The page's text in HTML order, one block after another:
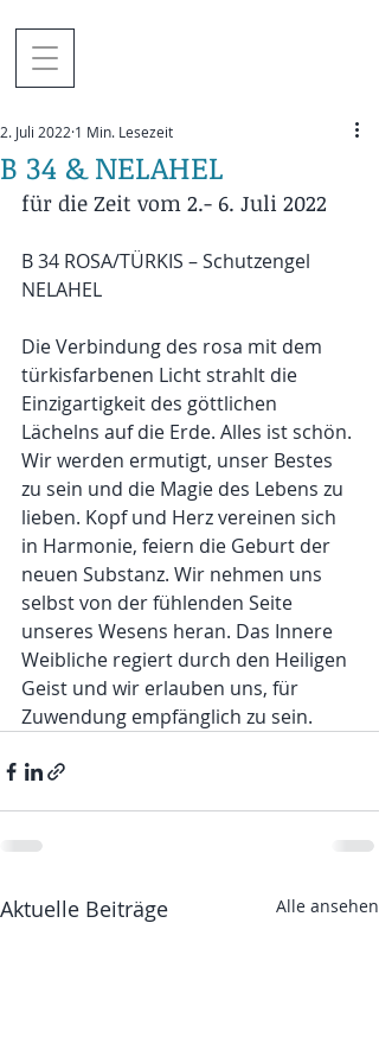
B 34 & NELAHEL
2. Juli 2022 1 Min. Lesezeit
für die Zeit vom 2.- 6. Juli 2022
B 34 ROSA/TÜRKIS – Schutzengel
NELAHEL
Die Verbindung des rosa mit dem
türkisfarbenen Licht strahlt die
Einzigartigkeit des göttlichen
Lächelns auf die Erde. Alles ist schön.
Wir werden ermutigt, unser Bestes
zu sein und die Magie des Lebens zu
lieben. Kopf und Herz vereinen sich
in Harmonie, feiern die Geburt der
neuen Substanz. Wir nehmen uns
selbst von der fühlenden Seite
unseres Wesens heran. Das Innere
Weibliche regiert durch den Heiligen
Geist und wir erlauben uns, für
Zuwendung empfänglich zu sein.
Aktuelle Beiträge Alle ansehen